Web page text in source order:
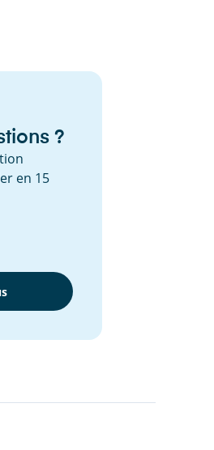
?
en 15